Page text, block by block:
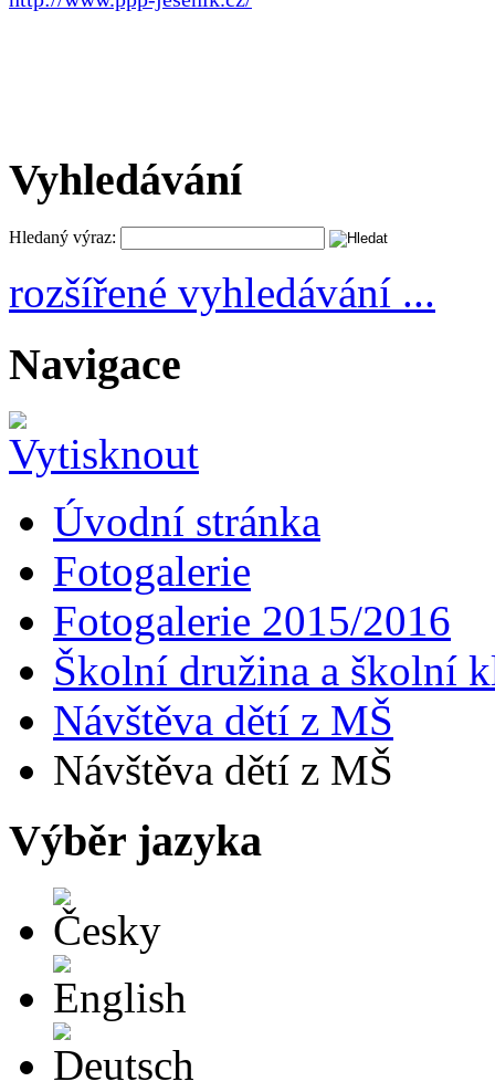
Vyhledávání
Hledaný výraz:
rozšířené vyhledávání ...
Navigace
Úvodní stránka
Fotogalerie
Fotogalerie 2015/2016
Školní družina a školní
Návštěva dětí z MŠ
Návštěva dětí z MŠ
Výběr jazyka